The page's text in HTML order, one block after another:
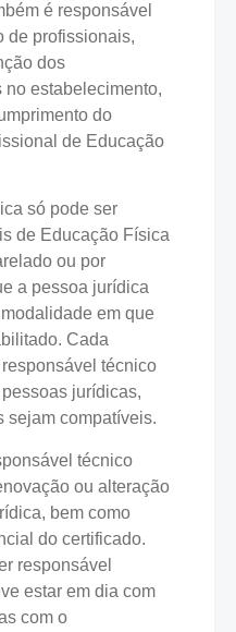
é responsável
de profissionais,
dos
estabelecimento,
do
de Educação
só pode ser
de Educação Física
ou por
a pessoa jurídica
em que
Cada
técnico
jurídicas,
sejam compatíveis.
técnico
ou alteração
bem como
do certificado.
responsável
estar em dia com
com o